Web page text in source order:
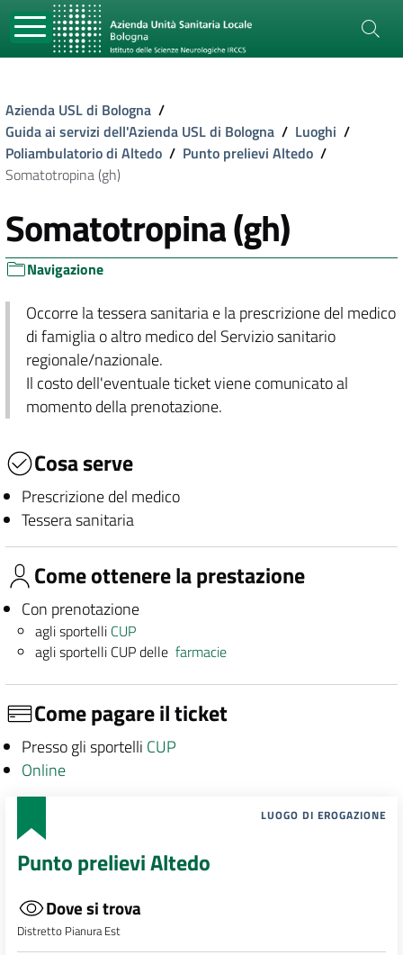
Azienda USL di Bologna /
Guida ai servizi dell'Azienda USL di Bologna / Luoghi /
Poliambulatorio di Altedo / Punto prelievi Altedo /
Somatotropina (gh)
Somatotropina (gh)
Navigazione
Occorre la tessera sanitaria e la prescrizione del medico
di famiglia o altro medico del Servizio sanitario
regionale/nazionale.
Il costo dell'eventuale ticket viene comunicato al
momento della prenotazione.
Cosa serve
Prescrizione del medico
Tessera sanitaria
Come ottenere la prestazione
Con prenotazione
agli sportelli CUP
agli sportelli CUP dellefarmacie
Come pagare il ticket
Presso gli sportelli CUP
Online
LUOGO DI EROGAZIONE
Punto prelievi Altedo
Dove si trova
Distretto Pianura Est